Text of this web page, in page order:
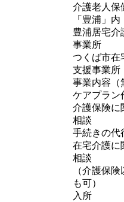
介護老人保
「豊浦」内
豊浦居宅介
事業所
つくば市在
支援事業所
事業内容（
ケアプラン
介護保険に
相談
手続きの代
在宅介護に
相談
（介護保
も可）
入所